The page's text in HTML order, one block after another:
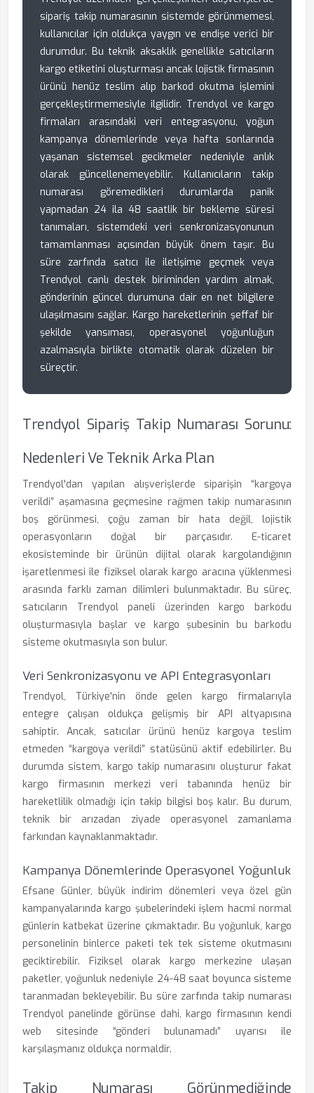
sipariş takip numarasının sistemde görünmemesi,
kullanıcılar için oldukça yaygın ve endişe verici bir
durumdur. Bu teknik aksaklık genellikle satıcıların
kargo etiketini oluşturması ancak lojistik firmasının
ürünü henüz teslim alıp barkod okutma işlemini
gerçekleştirmemesiyle ilgilidir. Trendyol ve kargo
firmaları arasındaki veri entegrasyonu, yoğun
kampanya dönemlerinde veya hafta sonlarında
yaşanan sistemsel gecikmeler nedeniyle anlık
olarak güncellenemeyebilir. Kullanıcıların takip
numarası göremedikleri durumlarda panik
yapmadan 24 ila 48 saatlik bir bekleme süresi
tanımaları, sistemdeki veri senkronizasyonunun
tamamlanması açısından büyük önem taşır. Bu
süre zarfında satıcı ile iletişime geçmek veya
Trendyol canlı destek biriminden yardım almak,
gönderinin güncel durumuna dair en net bilgilere
ulaşılmasını sağlar. Kargo hareketlerinin şeffaf bir
şekilde yansıması, operasyonel yoğunluğun
azalmasıyla birlikte otomatik olarak düzelen bir
süreçtir.
Trendyol Sipariş Takip Numarası Sorunu:
Nedenleri Ve Teknik Arka Plan
Trendyol'dan yapılan alışverişlerde siparişin “kargoya
verildi” aşamasına geçmesine rağmen takip numarasının
boş görünmesi, çoğu zaman bir hata değil, lojistik
operasyonların doğal bir parçasıdır. E-ticaret
ekosisteminde bir ürünün dijital olarak kargolandığının
işaretlenmesi ile fiziksel olarak kargo aracına yüklenmesi
arasında farklı zaman dilimleri bulunmaktadır. Bu süreç,
satıcıların Trendyol paneli üzerinden kargo barkodu
oluşturmasıyla başlar ve kargo şubesinin bu barkodu
sisteme okutmasıyla son bulur.
Veri Senkronizasyonu ve API Entegrasyonları
Trendyol, Türkiye'nin önde gelen kargo firmalarıyla
entegre çalışan oldukça gelişmiş bir API altyapısına
sahiptir. Ancak, satıcılar ürünü henüz kargoya teslim
etmeden “kargoya verildi” statüsünü aktif edebilirler. Bu
durumda sistem, kargo takip numarasını oluşturur fakat
kargo firmasının merkezi veri tabanında henüz bir
hareketlilik olmadığı için takip bilgisi boş kalır. Bu durum,
teknik bir arızadan ziyade operasyonel zamanlama
farkından kaynaklanmaktadır.
Kampanya Dönemlerinde Operasyonel Yoğunluk
Efsane Günler, büyük indirim dönemleri veya özel gün
kampanyalarında kargo şubelerindeki işlem hacmi normal
günlerin katbekat üzerine çıkmaktadır. Bu yoğunluk, kargo
personelinin binlerce paketi tek tek sisteme okutmasını
geciktirebilir. Fiziksel olarak kargo merkezine ulaşan
paketler, yoğunluk nedeniyle 24-48 saat boyunca sisteme
taranmadan bekleyebilir. Bu süre zarfında takip numarası
Trendyol panelinde görünse dahi, kargo firmasının kendi
web sitesinde “gönderi bulunamadı” uyarısı ile
karşılaşmanız oldukça normaldir.
Takip Numarası Görünmediğinde